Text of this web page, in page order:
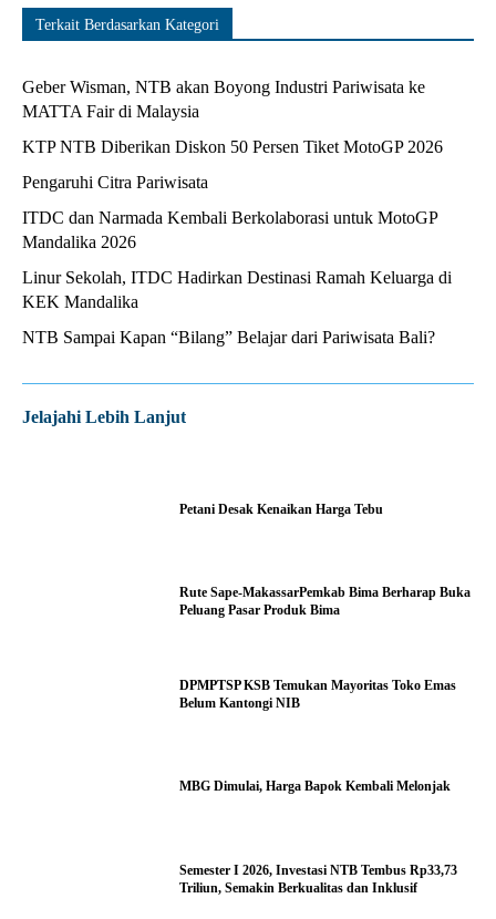
Terkait Berdasarkan Kategori
Geber Wisman, NTB akan Boyong Industri Pariwisata ke
MATTA Fair di Malaysia
KTP NTB Diberikan Diskon 50 Persen Tiket MotoGP 2026
Pengaruhi Citra Pariwisata
ITDC dan Narmada Kembali Berkolaborasi untuk MotoGP
Mandalika 2026
Linur Sekolah, ITDC Hadirkan Destinasi Ramah Keluarga di
KEK Mandalika
NTB Sampai Kapan “Bilang” Belajar dari Pariwisata Bali?
Jelajahi Lebih Lanjut
Petani Desak Kenaikan Harga Tebu
Rute Sape-MakassarPemkab Bima Berharap Buka
Peluang Pasar Produk Bima
DPMPTSP KSB Temukan Mayoritas Toko Emas
Belum Kantongi NIB
MBG Dimulai, Harga Bapok Kembali Melonjak
Semester I 2026, Investasi NTB Tembus Rp33,73
Triliun, Semakin Berkualitas dan Inklusif